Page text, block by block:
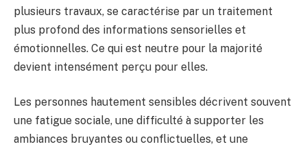
plusieurs travaux, se caractérise par un traitement
plus profond des informations sensorielles et
émotionnelles. Ce qui est neutre pour la majorité
devient intensément perçu pour elles.
Les personnes hautement sensibles décrivent souvent
une fatigue sociale, une difficulté à supporter les
ambiances bruyantes ou conflictuelles, et une